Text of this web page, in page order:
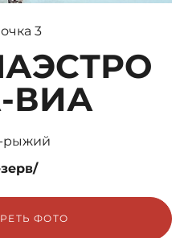
3
ВИА
рыжий
/
ФОТО